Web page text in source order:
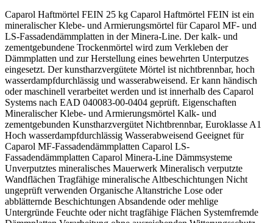
Caparol Haftmörtel FEIN 25 kg Caparol Haftmörtel FEIN ist ein mineralischer Klebe- und Armierungsmörtel für Caparol MF- und LS-Fassadendämmplatten in der Minera-Line. Der kalk- und zementgebundene Trockenmörtel wird zum Verkleben der Dämmplatten und zur Herstellung eines bewehrten Unterputzes eingesetzt. Der kunstharzvergütete Mörtel ist nichtbrennbar, hoch wasserdampfdurchlässig und wasserabweisend. Er kann händisch oder maschinell verarbeitet werden und ist innerhalb des Caparol Systems nach EAD 040083-00-0404 geprüft. Eigenschaften Mineralischer Klebe- und Armierungsmörtel Kalk- und zementgebunden Kunstharzvergütet Nichtbrennbar, Euroklasse A1 Hoch wasserdampfdurchlässig Wasserabweisend Geeignet für Caparol MF-Fassadendämmplatten Caparol LS-Fassadendämmplatten Caparol Minera-Line Dämmsysteme Unverputztes mineralisches Mauerwerk Mineralisch verputzte Wandflächen Tragfähige mineralische Altbeschichtungen Nicht ungeprüft verwenden Organische Altanstriche Lose oder abblätternde Beschichtungen Absandende oder mehlige Untergründe Feuchte oder nicht tragfähige Flächen Systemfremde Dämmplatten Verarbeitung ohne ausreichenden Witterungsschutz Das Klebeverfahren richtet sich nach der Dämmplatte: Bei Mineralfaserplatten ist vor dem Rand-Wulst-Punkt-Auftrag eine dünne Pressspachtelung erforderlich. Caparol LS-Fassadendämmplatten werden dagegen vollflächig verklebt. Die Verarbeitung darf deshalb nicht für alle Dämmstofftypen gleich ausgeführt werden. Was macht Caparol Haftmörtel FEIN besonders? Kleber und Unterputz Ein Material kann sowohl zur Verklebung geeigneter Fassadendämmplatten als auch zur Herstellung der bewehrten Armierungsschicht verwendet werden. Für Mineralfasersysteme Der Haftmörtel ist auf die Anforderungen von Caparol MF- und LS-Dämmsystemen abgestimmt und innerhalb der Minera-Line systemgeprüft. Flexibel zu verarbeiten Der Trockenmörtel kann mit einem Rührwerk, Durchlaufmischer oder einer geeigneten Putzmaschine angemischt und händisch oder maschinell aufgetragen werden. Passt der Haftmörtel zu deinem Projekt? Das Produkt passt, wenn … ein Caparol MF- oder LS-Dämmsystem ausgeführt wird Dämmplatten verklebt und armiert werden sollen ein tragfähiger mineralischer Untergrund vorhanden ist eine mindestens 5 mm starke Armierung vorgesehen ist händische oder maschinelle Verarbeitung gewünscht ist Zuerst genauer prüfen, wenn … organische Altanstriche vorhanden sind der Untergrund absandet oder Hohlstellen aufweist eine andere Dämmplattenart verwendet wird die erforderliche Verklebungsart nicht bekannt ist Feuchtigkeit oder haftungsmindernde Stoffe vorliegen Untergrund und Mörtel vorbereiten Der Untergrund muss tragfähig, sauber und frei von losen Bestandteilen, Staub, Trennmitteln und anderen haftungsmindernden Stoffen sein. Schadhafte Beschichtungen und Strukturputze weitgehend entfernen, Putzhohlstellen abschlagen und flächenbündig ausbessern. Organische Anstriche müssen vollständig entfernt werden. Tragfähige mineralische Beschichtungen aufrauen. Absandende oder mehlige Flächen bis zur festen Substanz reinigen und entsprechend der Systemvorgabe grundieren. Ungefähr 6 Liter sauberes Wasser in einem geeigneten Mischgefäß vorlegen. Den vollständigen Sackinhalt bei maximal 400 U/min langsam in das Wasser einstreuen. Mindestens fünf Minuten zu einer gleichmäßigen und klumpenfreien Masse mischen. Den Mörtel etwa zehn Minuten reifen lassen und anschließend nochmals kurz durchrühren. Dämmplatten richtig verkleben Mineralfaserplatten Vor dem eigentlichen Kleberauftrag zunächst eine dünne Pressspachtelung unter Druck auf die Dämmplattenrückseite aufziehen. Danach den Mörtel nach Systemvorgabe im Rand-Wulst-Punkt-Verfahren oder vollflächig auftragen. LS-Fassadendämmplatten LS-Platten werden vollflächig verklebt. Den Kleber in der Regel auf den Untergrund auftragen und mit einer 10-mm-Zahnkelle durchkämmen. Die beschichtete Plattenseite zeigt zur Wand. Die Dämmplatten von unten nach oben im Verband pressgestoßen verlegen, gut andrücken und flucht- sowie lotrecht ausrichten. Keine Klebemasse in die Plattenstöße bringen. Unebenheiten bis ungefähr ±1 cm können im Kleberbett ausgeglichen werden. Armierungsschicht ausführen Vorhandene Versätze zwischen den Dämmplatten zunächst mit einer Ausgleichsschicht egalisieren. Kantenschutz und erforderliche Diagonalarmierungen an Fassadenöffnungen anbringen. Haftmörtel FEIN ungefähr in der Breite einer Gewebebahn gleichmäßig aufziehen. Caparol Glasgewebe faltenfrei mit mindestens 10 cm Überlappung in den frischen Mörtel einbetten. Nass in nass überspachteln, bis das Gewebe vollständig abgedeckt ist. Die Armierung muss mindestens 5 mm dick sein; über dem Gewebe muss ungefähr ein Drittel der Gesamtschichtdicke liegen. Typische Fehler vermeiden Pressspachtelung vergessen Bei Mineralfaserdämmplatten muss vor dem Kleberauftrag eine dünne Kontaktschicht unter Druck aufgezogen werden. Falsche Gewebelage Das Glasgewebe darf weder direkt auf dem Dämmstoff liegen noch an der Oberfläche sichtbar bleiben. Lage und Überdeckung müssen gleichmäßig eingehalten werden. Witterung nicht beachtet Regen, pralle Sonne, Nebel, Taupunktunterschreitung und starke Feuchtigkeit können Verarbeitung und Trocknung beeinträchtigen. Verbrauch, Reichweite und technische Daten Verbrauch und Reichweite Kleben: ca. 6,0 kg/m². Rechnerische Reichweite: ungefähr 4,2 m² je 25-kg-Sack. Armieren bei 5 mm Mindestschichtdicke: ca. 7,5 kg/m². Rechnerische Reichweite: ungefähr 3,3 m² je Sack. Produkttyp: mineralischer Klebe- und Armierungsmörtel System: Caparol Minera-Line Systemprüfung: EAD 040083-00-0404 Gebindegröße: 25 kg Farbton: Grau Wasserbedarf: ca. 6 Liter je Sack Mörtelklasse: CS III Wasseraufnahme: Wc 2 Brandverhalten: Euroklasse A1 Bei +20 °C und 65 % relativer Luftfeuchtigkeit beträgt die Trocknungszeit mindestens zwei bis drei Tage. Niedrige Temperaturen und hohe Luftfeuchtigkeit verlängern die Trocknung. Bauwerks-, Material- und Lufttemperatur müssen mindestens +5 °C betragen. Geeignete Bedingungen sind während der Verarbeitung und mindestens zwei Tage danach einzuhalten. Den Sack trocken und vor Feuchtigkeit geschützt lagern; Lagerfähigkeit etwa neun Monate. Häufige Fragen Ist der Haftmörtel nur zum Kleben geeignet? Nein. Er wird sowohl zur Verklebung geeigneter Dämmplatten als auch für einen mindestens 5 mm starken armierten Unterputz verwendet. Werden LS-Platten im Rand-Wulst-Punkt-Verfahren geklebt? Nein. Caparol LS-Fassadendämmplatten werden vollflächig verklebt. Der Kleber wird üblicherweise mit einer 10-mm-Zahnkelle auf den Untergrund aufgetragen. Wie dick muss die Armierung sein? Die Mindestschichtdicke beträgt 5 mm. Das Glasgewebe wird mit mindestens 10 cm Überlappung eingebettet und vollständig überspachtelt. Verarbeitungs- und Systemhinweis: Untergrund, Dämmplatte, Klebeverfahren, Armierungsdicke, Gewebelage und Schlussbeschichtung müssen als abgestimmtes Caparol Dämmsystem ausgeführt werden. Die Fassadenfläche während der Verarbeitung und Trocknung vor Regen, starker Sonne und Wind schützen. Zementhaltige Trockenmörtel können nach Wasserzugabe alkalisch reagieren. Haut, Augen und Atemwege schützen. Für die verbindliche Gefahrenkennzeichnung sind das aktuelle Sicherheitsdatenblatt und das Gebindeetikett der gelieferten Charge maßgeblich.